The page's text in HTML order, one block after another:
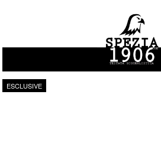
Vai al contenuto
ESCLUSIVE